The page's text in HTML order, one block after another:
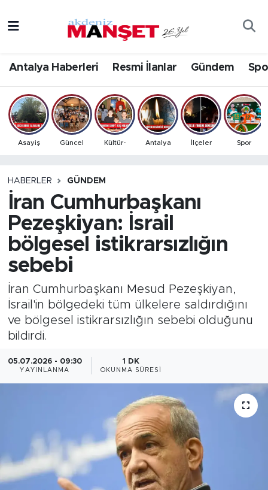
Antalya Haberleri Resmi İlanlar Gündem
Asayiş Güncel Kültür- Antalya İlçeler Spor
HABERLER GÜNDEM
İran Cumhurbaşkanı
Pezeşkiyan: İsrail
bölgesel istikrarsızlığın
sebebi
İran Cumhurbaşkanı Mesud Pezeşkiyan,
İsrail'in bölgedeki tüm ülkelere saldırdığını
ve bölgesel istikrarsızlığın sebebi olduğunu
bildirdi.
05.07.2026 - 09:30
YAYINLANMA
1 DK
OKUNMA SÜRESI
Bilim & Teknoloji
Eğitim
Ekonomi
Gündem
İlçeler
Kültür- Sanat
Magazin
Özel Haber
Resmi İlanlar
Spor
Turizm
Antalya Hava Durumu
Antalya Namaz Vakitleri
Antalya Trafik Yoğunluk Haritası
Tüm Manşetler
Son Dakika Haberleri
Haber Arşivi